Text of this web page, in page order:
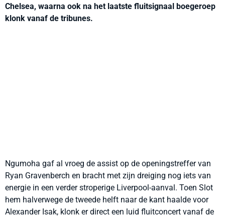
Chelsea, waarna ook na het laatste fluitsignaal boegeroep
klonk vanaf de tribunes.
Ngumoha gaf al vroeg de assist op de openingstreffer van
Ryan Gravenberch en bracht met zijn dreiging nog iets van
energie in een verder stroperige Liverpool-aanval. Toen Slot
hem halverwege de tweede helft naar de kant haalde voor
Alexander Isak, klonk er direct een luid fluitconcert vanaf de